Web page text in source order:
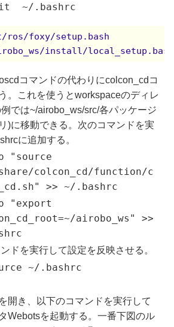
~/.bashrc
ros/foxy/setup.bash
install/local_setup.bash
コマンドの代わりにcolcon_cdコ
。これを使うとworkspaceのディレ
では~/airobo_ws/src/各パッケージ
)に移動できる。次のコマンドを実
に追加する。
"source
colcon_cd/function/c
>> ~/.bashrc
"export
airobo_ws" >>
ドを実行して設定を反映させる。
~/.bashrc
開き、以下のコマンドを実行して
Webotsを起動する。一番下図のル